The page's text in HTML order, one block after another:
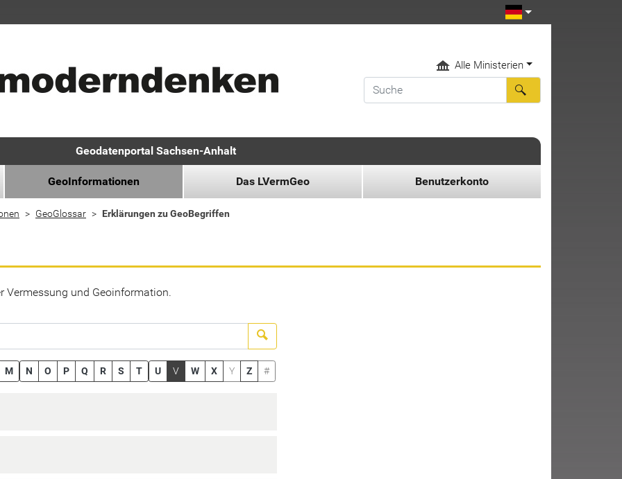
Alle Ministerien
Geodatenportal Sachsen-Anhalt
GeoInformationen Das LVermGeo Benutzerkonto
GeoGlossar Erklärungen zu GeoBegriffen
Vermessung und Geoinformation.
M N O P Q R S T U V W X Y Z #